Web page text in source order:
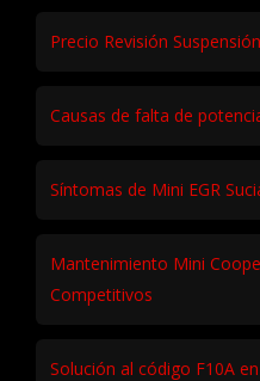
Precio Revisión
Causas de falta de
Síntomas de Mini EGR
Mantenimiento Mini
Competitivos
Solución al código F10A